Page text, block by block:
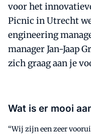
voor het
Picnic in Utrecht
engineering
manager Jan-Jaap
zich graag aan je
Wat is er mooi
“Wij zijn een zeer